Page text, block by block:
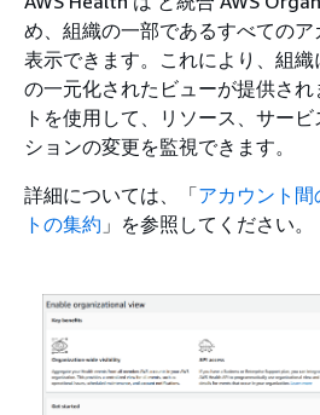
め、組織の一部であるすべての
表示できます。これにより、組織
の一元化されたビューが提供さ
トを使用して、リソース、サー
ションの変更を監視できます。
詳細については、「アカウント間
トの集約 」を参照してください。